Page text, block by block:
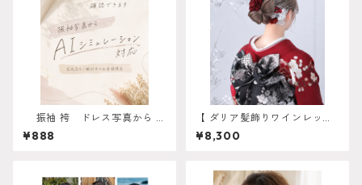
振袖 袴 ドレス写真から AI
シミュレーション対応 振
袖 成人式 卒業式 袴 ヘ
ドドレス
¥888
【 ダリア髪飾りワインレッド
】 成人式 卒業式 振袖 袴 結
婚式 オーダーメイド対応】成
¥8,300